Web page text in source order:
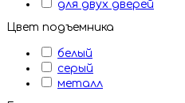
для двух дверей
Цвет подъемника
белый
серый
металл